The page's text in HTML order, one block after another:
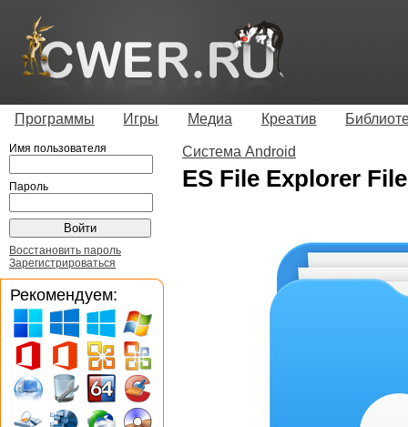
Программы Игры Медиа Креатив
Система Android
ES File Explorer
Имя пользователя
Пароль
Восстановить пароль
Зарегистрироваться
Рекомендуем: